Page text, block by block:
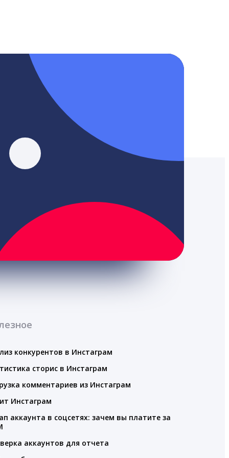
конкурентов в Инстаграм
сторис в Инстаграм
комментариев из Инстаграм
Инстаграм
аккаунта в соцсетях: зачем вы платите за
аккаунтов для отчета